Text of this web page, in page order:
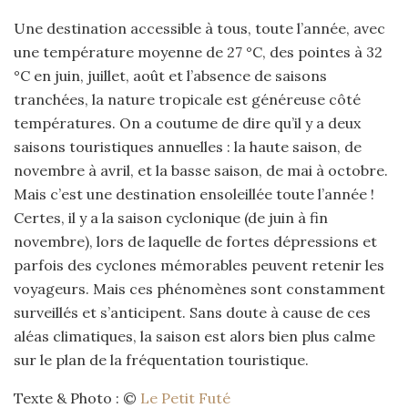
Une destination accessible à tous, toute l’année, avec
une température moyenne de 27 °C, des pointes à 32
°C en juin, juillet, août et l’absence de saisons
tranchées, la nature tropicale est généreuse côté
températures. On a coutume de dire qu’il y a deux
saisons touristiques annuelles : la haute saison, de
novembre à avril, et la basse saison, de mai à octobre.
Mais c’est une destination ensoleillée toute l’année !
Certes, il y a la saison cyclonique (de juin à fin
novembre), lors de laquelle de fortes dépressions et
parfois des cyclones mémorables peuvent retenir les
voyageurs. Mais ces phénomènes sont constamment
surveillés et s’anticipent. Sans doute à cause de ces
aléas climatiques, la saison est alors bien plus calme
sur le plan de la fréquentation touristique.
Texte & Photo : © Le Petit Futé